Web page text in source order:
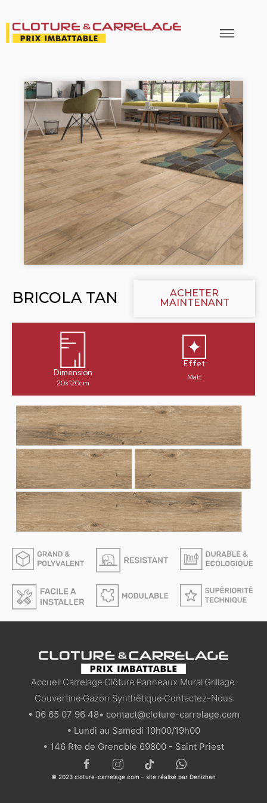
BRICOLA TAN
ACHETER
MAINTENANT
Dimension
20x120cm
Effet
Matt
AccueilCarrelageClôturePanneaux MuralGrillage
CouvertineGazon SynthêtiqueContactez-Nous
• 06 65 07 96 48• contact@cloture-carrelage.com
• Lundi au Samedi 10h00/19h00
• 146 Rte de Grenoble 69800 - Saint Priest
© 2023 cloture-carrelage.com – site réalisé par Denizhan